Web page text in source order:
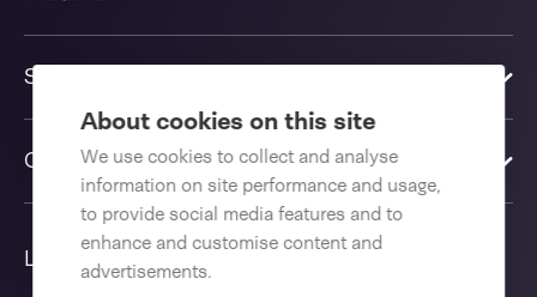
About cookies on this site
We use cookies to collect and analyse
information on site performance and usage,
to provide social media features and to
enhance and customise content and
advertisements.
Solutions
Contactez-nous
Langue